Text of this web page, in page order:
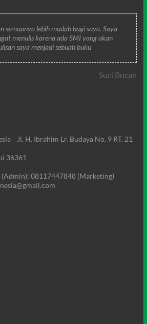
semuanya lebih mudah bagi saya. Saya
menulis karena ada SMI yang akan
saya menjadi sebuah buku
Suci Bucan
Jl. H. Ibrahim Lr. Budaya No. 9 RT. 21
36361
08117447848 (Marketing)